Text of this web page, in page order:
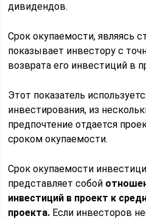
дивидендов.
Срок окупаемости, являясь
показывает инвестору с
возврата его инвестиций в
Этот показатель
инвестирования, из
предпочтение отдается
сроком окупаемости.
Срок окупаемости
представляет собой
инвестиций в проект к
проекта. Если инвесторов